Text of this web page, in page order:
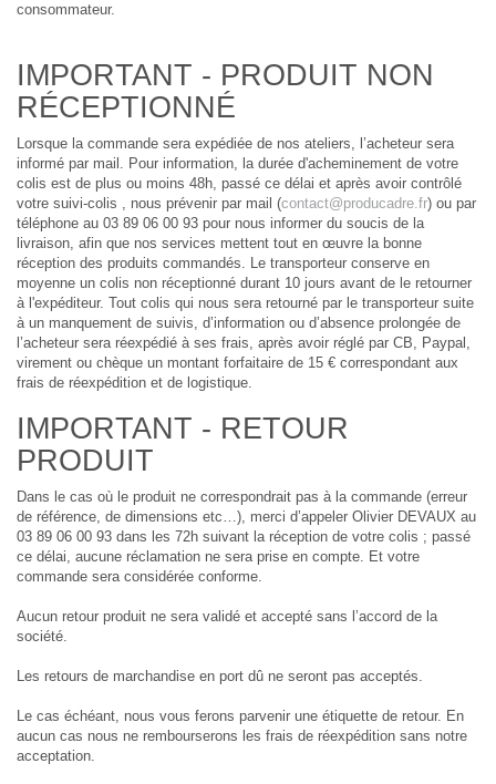
consommateur.
IMPORTANT - PRODUIT NON
RÉCEPTIONNÉ
Lorsque la commande sera expédiée de nos ateliers, l’acheteur sera
informé par mail. Pour information, la durée d'acheminement de votre
colis est de plus ou moins 48h, passé ce délai et après avoir contrôlé
votre suivi-colis , nous prévenir par mail (contact@producadre.fr) ou par
téléphone au 03 89 06 00 93 pour nous informer du soucis de la
livraison, afin que nos services mettent tout en œuvre la bonne
réception des produits commandés. Le transporteur conserve en
moyenne un colis non réceptionné durant 10 jours avant de le retourner
à l'expéditeur. Tout colis qui nous sera retourné par le transporteur suite
à un manquement de suivis, d’information ou d’absence prolongée de
l’acheteur sera réexpédié à ses frais, après avoir réglé par CB, Paypal,
virement ou chèque un montant forfaitaire de 15 € correspondant aux
frais de réexpédition et de logistique.
IMPORTANT - RETOUR
PRODUIT
Dans le cas où le produit ne correspondrait pas à la commande (erreur
de référence, de dimensions etc…), merci d’appeler Olivier DEVAUX au
03 89 06 00 93 dans les 72h suivant la réception de votre colis ; passé
ce délai, aucune réclamation ne sera prise en compte. Et votre
commande sera considérée conforme.
Aucun retour produit ne sera validé et accepté sans l’accord de la
société.
Les retours de marchandise en port dû ne seront pas acceptés.
Le cas échéant, nous vous ferons parvenir une étiquette de retour. En
aucun cas nous ne rembourserons les frais de réexpédition sans notre
acceptation.